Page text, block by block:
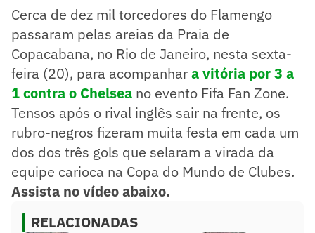
Cerca de dez mil torcedores do Flamengo
passaram pelas areias da Praia de
Copacabana, no Rio de Janeiro, nesta sexta-
feira (20), para acompanhara vitória por 3 a
1 contra o Chelsea no evento Fifa Fan Zone.
Tensos após o rival inglês sair na frente, os
rubro-negros fizeram muita festa em cada um
dos dos três gols que selaram a virada da
equipe carioca na Copa do Mundo de Clubes.
Assista no vídeo abaixo.
RELACIONADAS